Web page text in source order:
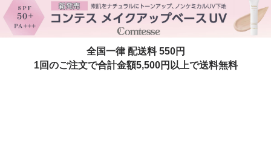
全国一律 配送料 550円
1回のご注文で合計金額5,500円以上で送料無料